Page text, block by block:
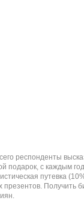
респонденты
подарок, с каждым
путевка
презентов. Получить